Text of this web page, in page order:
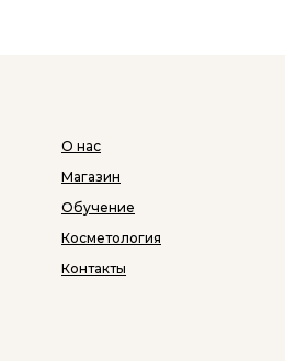
О нас
Магазин
Обучение
Косметология
Контакты